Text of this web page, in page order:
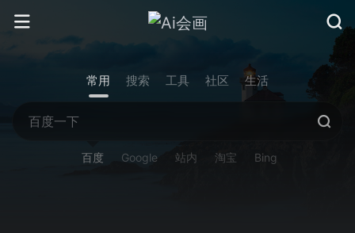
常用 搜索 工具 社区 生活
百度 Google 站内 淘宝 Bing